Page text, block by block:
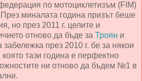
по мотоциклетизъм (FIM)
миналата година призът беше
но през 2011 г. целите и
отново да бъде за Троян и
през 2010 г. бе за някои
тази година е перфектно
ни отново да бъдем №1 в